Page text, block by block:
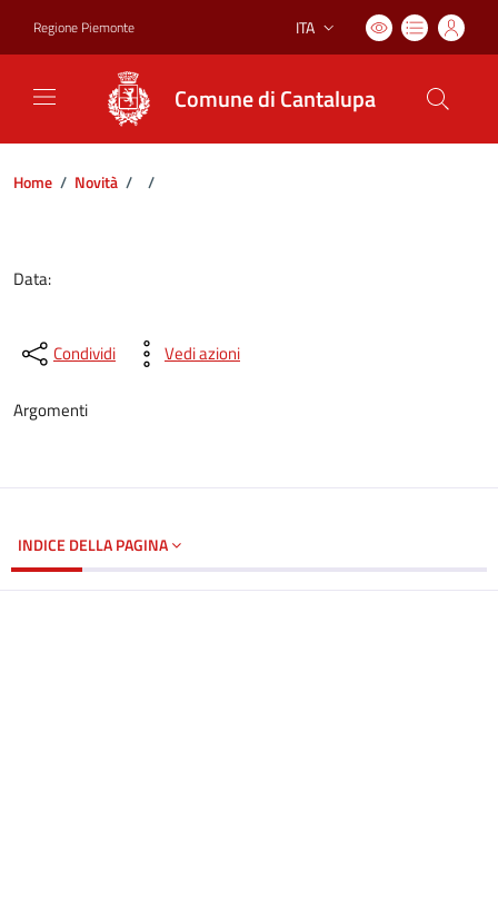
Regione Piemonte Lingua attiva:
ITA
Comune di Cantalupa
Home / Novità / /
Data:
Condividi Vedi azioni
Argomenti
INDICE DELLA PAGINA